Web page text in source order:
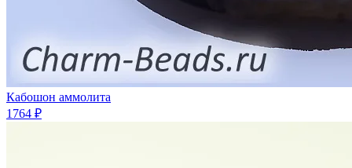
Кабошон аммолита
1764 ₽